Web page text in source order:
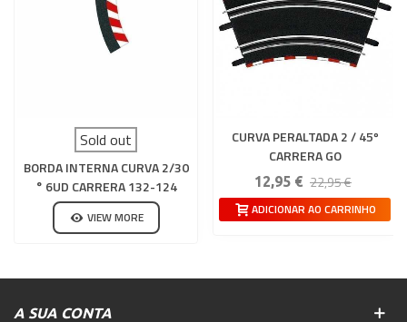
Sold out
BORDA INTERNA CURVA 2/30
° 6UD CARRERA 132-124
VIEW MORE
CURVA PERALTADA 2 / 45º
CARRERA GO
12,95 € 22,95 €
ADICIONAR AO CARRINHO
A SUA CONTA